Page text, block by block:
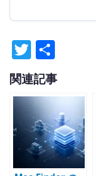
T
w
it
te
r
有
関連記事